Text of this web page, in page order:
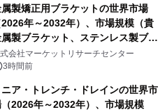
製矯正用ブラケットの世界市場
2026年～2032年）、市場規模（貴
製ブラケット、ステンレス製ブラ
ト、純チタン製ブラケット）・分
ポートを発表
会社マーケットリサーチセンター
3時間前
ニア・トレンチ・ドレインの世界市
2026年～2032年）、市場規模